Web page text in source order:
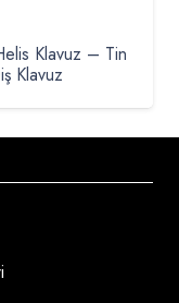
Klavuz – Tin
Klavuz